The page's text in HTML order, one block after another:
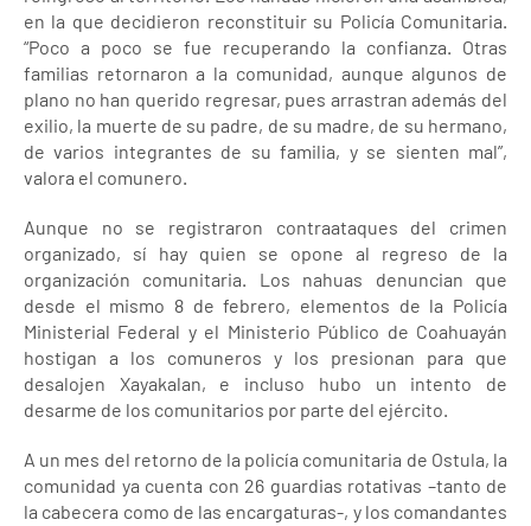
en la que decidieron reconstituir su Policía Comunitaria.
“Poco a poco se fue recuperando la confianza. Otras
familias retornaron a la comunidad, aunque algunos de
plano no han querido regresar, pues arrastran además del
exilio, la muerte de su padre, de su madre, de su hermano,
de varios integrantes de su familia, y se sienten mal”,
valora el comunero.
Aunque no se registraron contraataques del crimen
organizado, sí hay quien se opone al regreso de la
organización comunitaria. Los nahuas denuncian que
desde el mismo 8 de febrero, elementos de la Policía
Ministerial Federal y el Ministerio Público de Coahuayán
hostigan a los comuneros y los presionan para que
desalojen Xayakalan, e incluso hubo un intento de
desarme de los comunitarios por parte del ejército.
A un mes del retorno de la policía comunitaria de Ostula, la
comunidad ya cuenta con 26 guardias rotativas –tanto de
la cabecera como de las encargaturas-, y los comandantes